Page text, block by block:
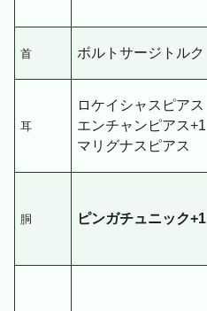
首 ボルトサージトルク
耳
ロケイシャスピアス
エンチャンピアス+1
マリグナスピアス
胴 ピンガチュニック+1